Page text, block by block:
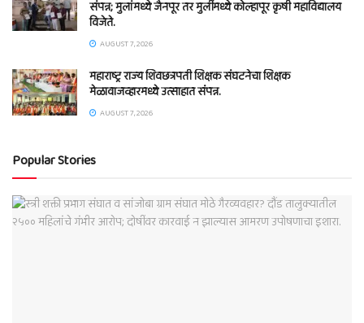
संपन्न; मुलांमध्ये जैनपूर तर मुलींमध्ये कोल्हापूर कृषी महाविद्यालय
विजेते.
AUGUST 7, 2026
महाराष्ट्र राज्य शिवछत्रपती शिक्षक संघटनेचा शिक्षक
मेळावाजव्हारमध्ये उत्साहात संपन्न.
AUGUST 7, 2026
Popular Stories